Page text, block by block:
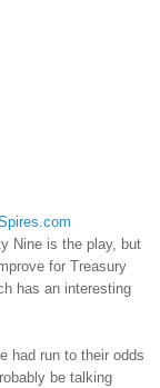
Nine is the play, but
for Treasury
has an interesting
had run to their odds
be talking